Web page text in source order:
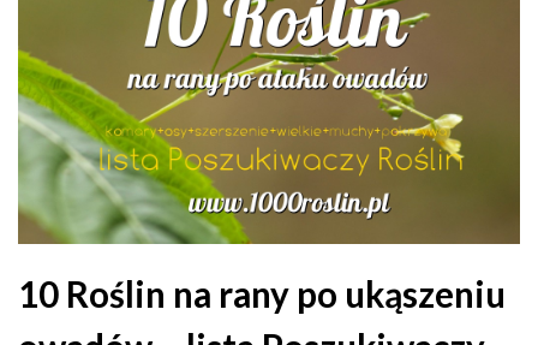
10 Roślin na rany po ukąszeniu